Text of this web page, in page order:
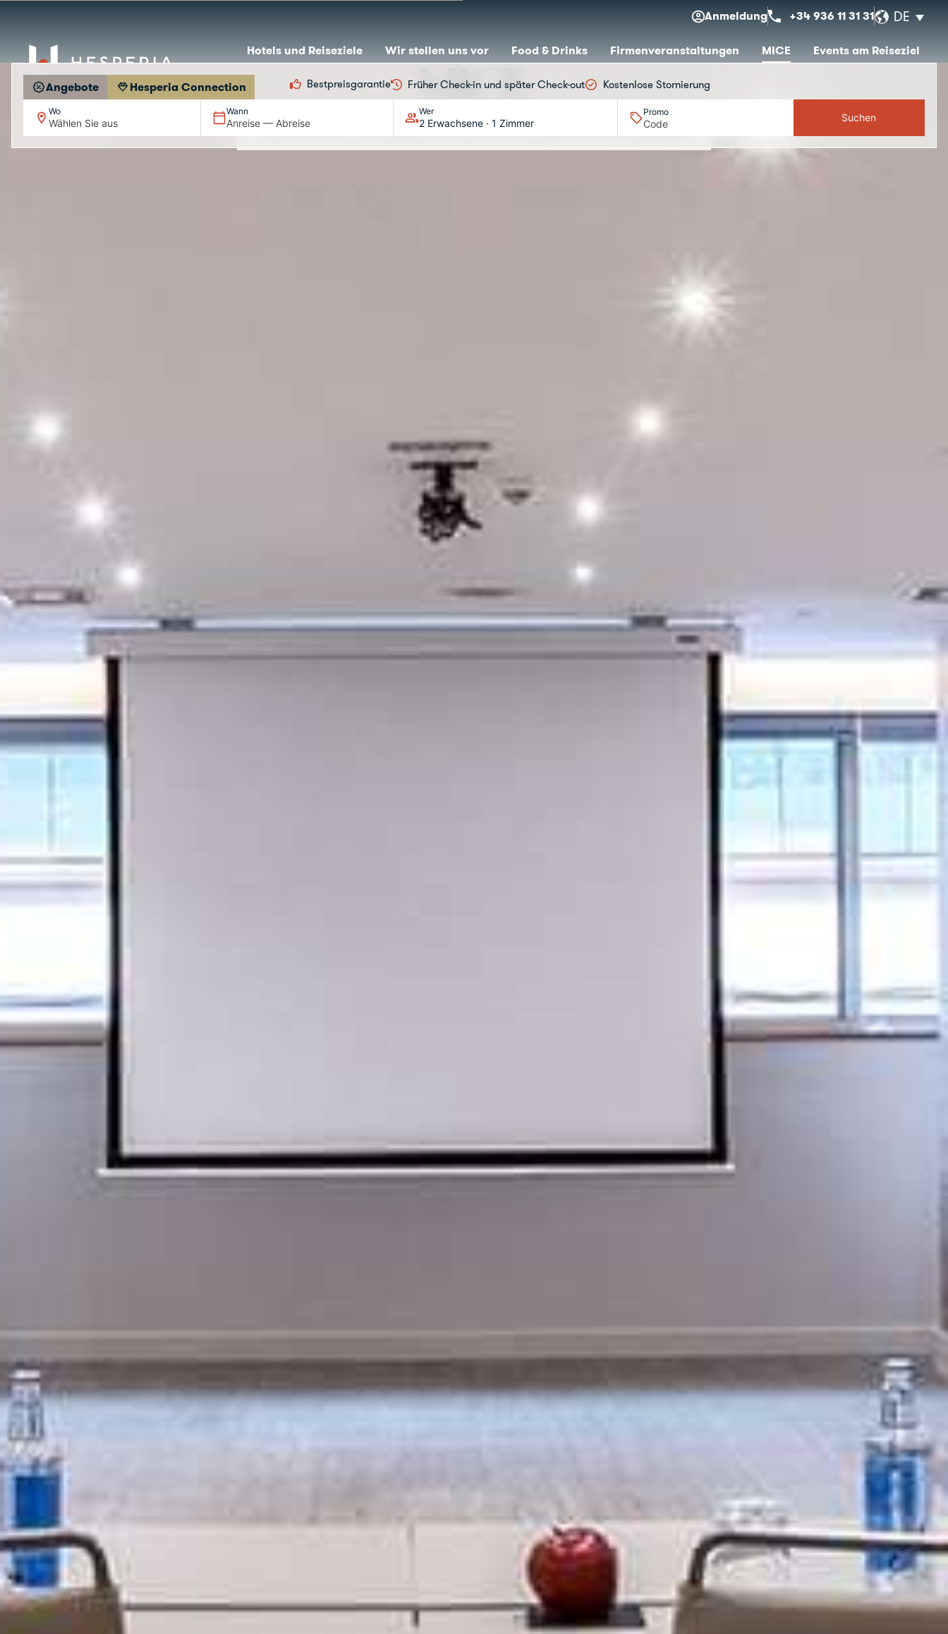
Anmeldung +34 936 11 31 31 DE
Hotels und Reiseziele Wir stellen uns vor Food & Drinks Firmenveranstaltungen MICE
Events am Reiseziel
Angebote
Hesperia Connection Bestpreisgarantie Früher Check-in und später Check-out Kostenlose Stornierung
Wo
Wählen Sie aus
Wann
Anreise — Abreise
Wer
2 Erwachsene · 1 Zimmer
Promo Suchen
MICE
Fordern Sie einen unverbindlichen Kostenvoranschlag für Ihre Veranstaltung an